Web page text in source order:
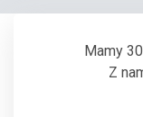
Mamy
Z